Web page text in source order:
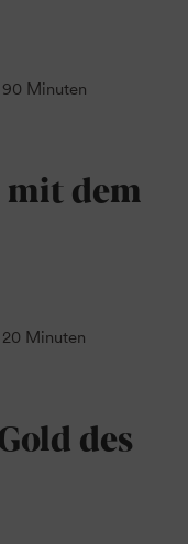
90 Minuten
mit dem
20 Minuten
des